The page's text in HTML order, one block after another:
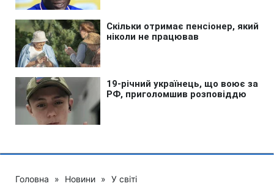
Головна » Новини » У світі